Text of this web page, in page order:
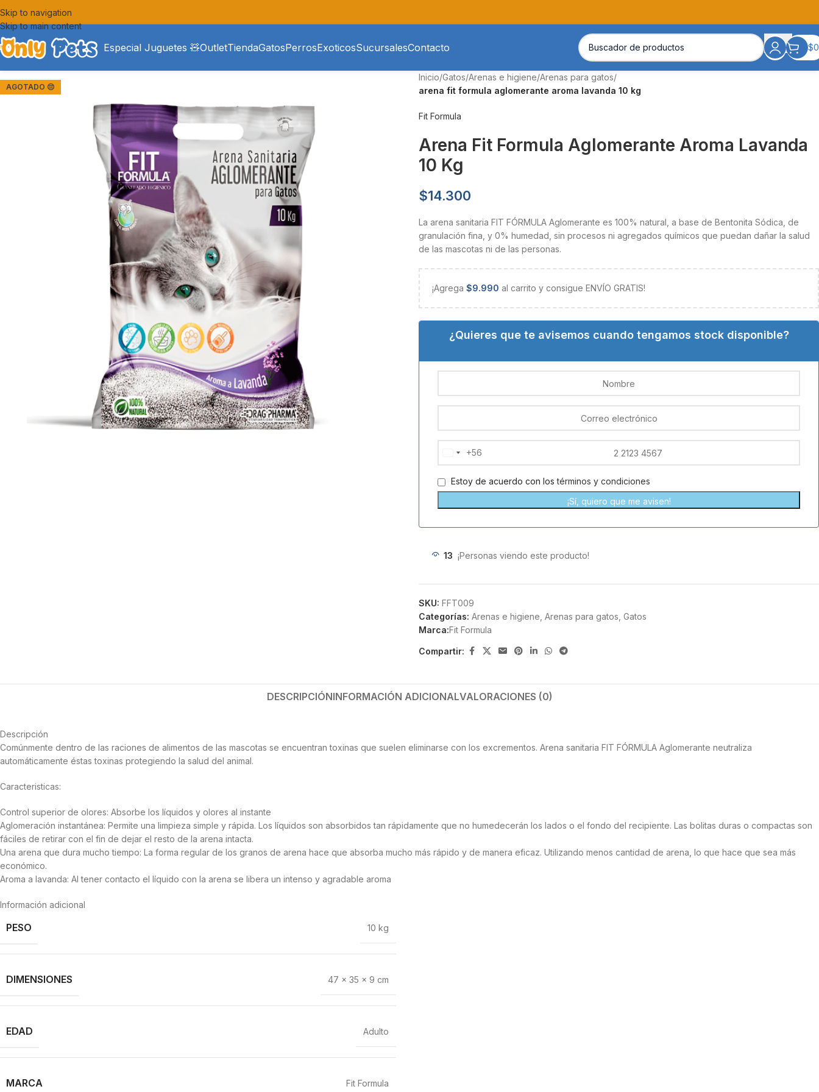
Skip to navigation
Skip to main content
Especial Juguetes 🧸OutletTiendaGatosPerrosExoticosSucursalesContacto $0
AGOTADO 😔
Inicio/Gatos/Arenas e higiene/Arenas para gatos/
arena fit formula aglomerante aroma lavanda 10 kg
Fit Formula
Arena Fit Formula Aglomerante Aroma Lavanda
10 Kg
$14.300
La arena sanitaria FIT FÓRMULA Aglomerante es 100% natural, a base de Bentonita Sódica, de
granulación fina, y 0% humedad, sin procesos ni agregados químicos que puedan dañar la salud
de las mascotas ni de las personas.
¡Agrega $9.990 al carrito y consigue ENVÍO GRATIS!
¿Quieres que te avisemos cuando tengamos stock disponible?
Chile
+56
+56
Estoy de acuerdo con lostérminos y condiciones
¡Sí, quiero que me avisen!
13 ¡Personas viendo este producto!
SKU: FFT009
Categorías: Arenas e higiene Arenas para gatos Gatos
Marca:Fit Formula
Compartir:
DESCRIPCIÓNINFORMACIÓN ADICIONALVALORACIONES (0)
Descripción
Comúnmente dentro de las raciones de alimentos de las mascotas se encuentran toxinas que suelen eliminarse con los excrementos. Arena sanitaria FIT FÓRMULA Aglomerante neutraliza
automáticamente éstas toxinas protegiendo la salud del animal.
Caracteristicas:
Control superior de olores: Absorbe los líquidos y olores al instante
Aglomeración instantánea: Permite una limpieza simple y rápida. Los líquidos son absorbidos tan rápidamente que no humedecerán los lados o el fondo del recipiente. Las bolitas duras o compactas son
fáciles de retirar con el fin de dejar el resto de la arena intacta.
Una arena que dura mucho tiempo: La forma regular de los granos de arena hace que absorba mucho más rápido y de manera eficaz. Utilizando menos cantidad de arena, lo que hace que sea más
económico.
Aroma a lavanda: Al tener contacto el líquido con la arena se libera un intenso y agradable aroma
Información adicional
PESO 10 kg
DIMENSIONES 47 × 35 × 9 cm
EDAD Adulto
MARCA Fit Formula